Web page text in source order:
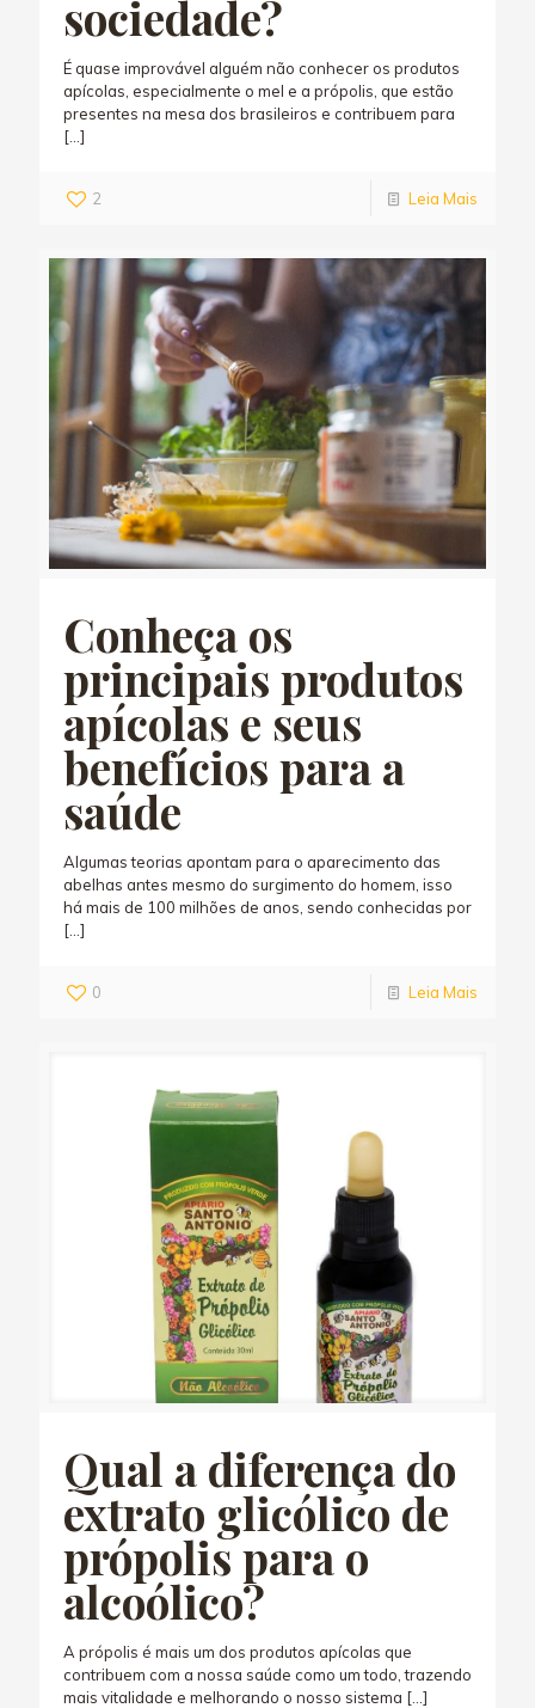
sociedade?
É quase improvável alguém não conhecer os produtos
apícolas, especialmente o mel e a própolis, que estão
presentes na mesa dos brasileiros e contribuem para
[…]
2 Leia Mais
Conheça os
principais produtos
apícolas e seus
benefícios para a
saúde
Algumas teorias apontam para o aparecimento das
abelhas antes mesmo do surgimento do homem, isso
há mais de 100 milhões de anos, sendo conhecidas por
[…]
0 Leia Mais
Qual a diferença do
extrato glicólico de
própolis para o
alcoólico?
A própolis é mais um dos produtos apícolas que
contribuem com a nossa saúde como um todo, trazendo
mais vitalidade e melhorando o nosso sistema […]